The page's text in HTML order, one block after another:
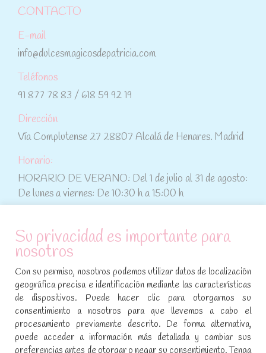
CONTACTO
E-mail
info@dulcesmagicosdepatricia.com
Teléfonos
91 877 78 83 / 618 59 92 19
Dirección
Vía Complutense 27 28807 Alcalá de Henares. Madrid
Horario:
HORARIO DE VERANO: Del 1 de julio al 31 de agosto:
De lunes a viernes: De 10:30 h a 15:00 h
ATENCIÓN AL CLIENTE
Condiciones de compra
Aviso legal y política de privacidad
Política de cookies
SÍGUENOS EN REDES SOCIALES
Su privacidad es importante para
nosotros
Con su permiso, nosotros podemos utilizar datos de localización
geográfica precisa e identificación mediante las características
de dispositivos. Puede hacer clic para otorgarnos su
consentimiento a nosotros para que llevemos a cabo el
procesamiento previamente descrito. De forma alternativa,
puede acceder a información más detallada y cambiar sus
preferencias antes de otorgar o negar su consentimiento. Tenga